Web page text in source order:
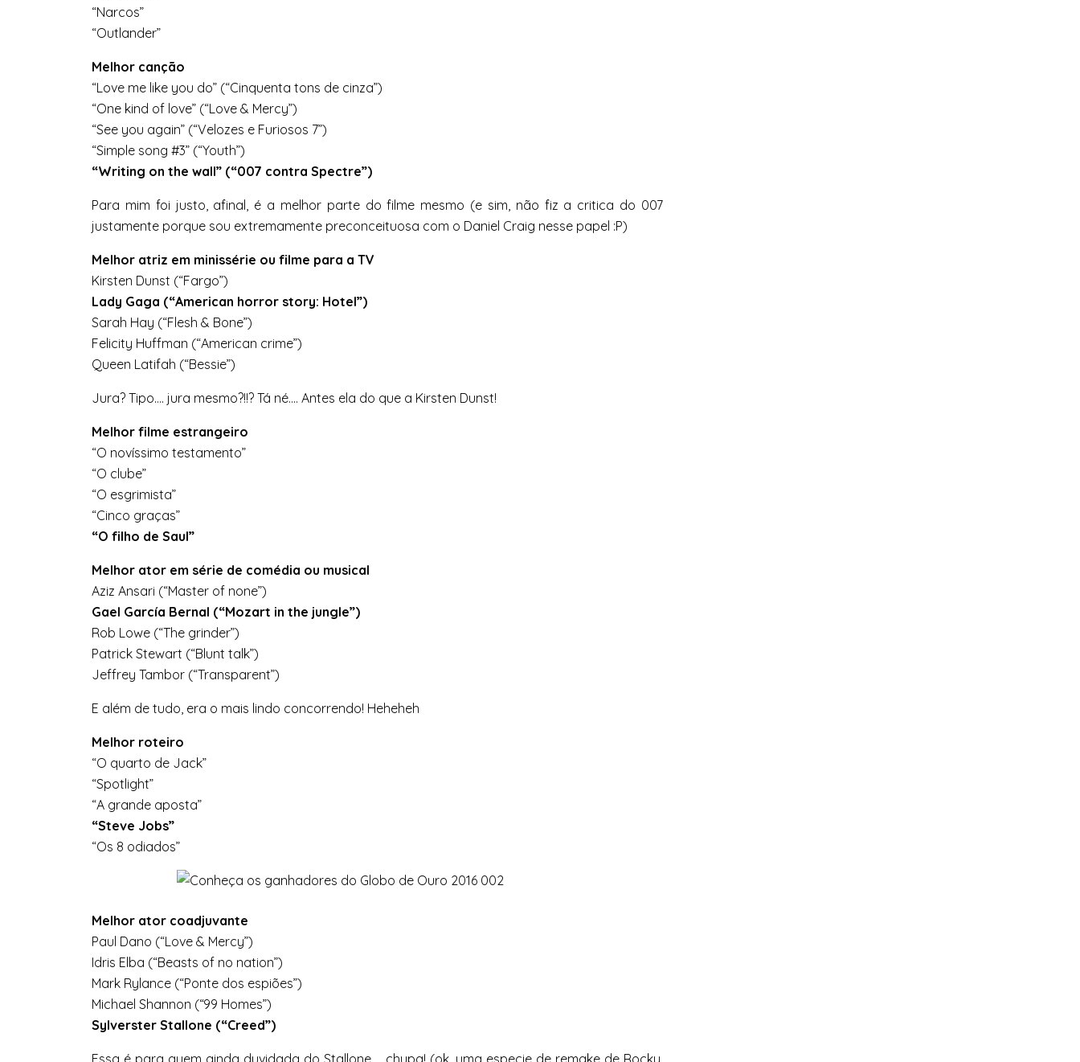
“Narcos”
“Outlander”
Melhor canção
“Love me like you do” (“Cinquenta tons de cinza”)
“One kind of love” (“Love & Mercy”)
“See you again” (“Velozes e Furiosos 7”)
“Simple song #3” (“Youth”)
“Writing on the wall” (“007 contra Spectre”)
Para mim foi justo, afinal, é a melhor parte do filme mesmo (e sim, não fiz a critica do 007
justamente porque sou extremamente preconceituosa com o Daniel Craig nesse papel :P)
Melhor atriz em minissérie ou filme para a TV
Kirsten Dunst (“Fargo”)
Lady Gaga (“American horror story: Hotel”)
Sarah Hay (“Flesh & Bone”)
Felicity Huffman (“American crime”)
Queen Latifah (“Bessie”)
Jura? Tipo…. jura mesmo?!!? Tá né…. Antes ela do que a Kirsten Dunst!
Melhor filme estrangeiro
“O novíssimo testamento”
“O clube”
“O esgrimista”
“Cinco graças”
“O filho de Saul”
Melhor ator em série de comédia ou musical
Aziz Ansari (“Master of none”)
Gael García Bernal (“Mozart in the jungle”)
Rob Lowe (“The grinder”)
Patrick Stewart (“Blunt talk”)
Jeffrey Tambor (“Transparent”)
E além de tudo, era o mais lindo concorrendo! Heheheh
Melhor roteiro
“O quarto de Jack”
“Spotlight”
“A grande aposta”
“Steve Jobs”
“Os 8 odiados”
Melhor ator coadjuvante
Paul Dano (“Love & Mercy”)
Idris Elba (“Beasts of no nation”)
Mark Rylance (“Ponte dos espiões”)
Michael Shannon (“99 Homes”)
Sylverster Stallone (“Creed”)
Essa é para quem ainda duvidada do Stallone…. chupa! (ok, uma especie de remake de Rocky,